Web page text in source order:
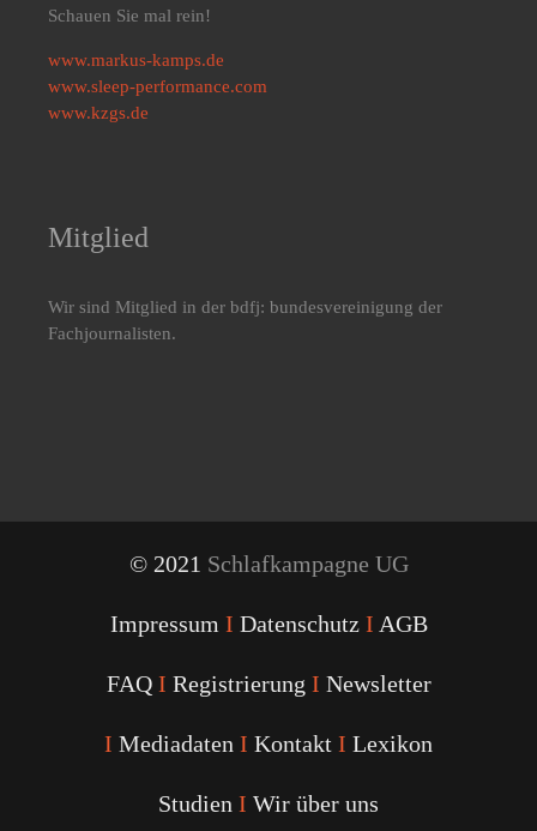
Schauen Sie mal rein!
www.markus-kamps.de
www.sleep-performance.com
www.kzgs.de
Mitglied
Wir sind Mitglied in der bdfj: bundesvereinigung der
Fachjournalisten.
© 2021 Schlafkampagne UG
Impressum I Datenschutz I AGB
FAQ I Registrierung I Newsletter
I Mediadaten I Kontakt I Lexikon
Studien I Wir über uns